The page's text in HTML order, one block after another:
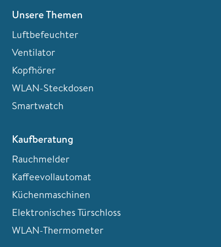
Unsere Themen
Luftbefeuchter
Ventilator
Kopfhörer
WLAN-Steckdosen
Smartwatch
Kaufberatung
Rauchmelder
Kaffeevollautomat
Küchenmaschinen
Elektronisches Türschloss
WLAN-Thermometer